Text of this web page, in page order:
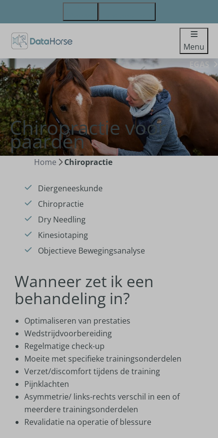
Menu
Chiropractie voor
paarden
EGAS
Home Chiropractie
Diergeneeskunde
Chiropractie
Dry Needling
Kinesiotaping
Objectieve Bewegingsanalyse
Wanneer zet ik een
behandeling in?
Optimaliseren van prestaties
Wedstrijdvoorbereiding
Regelmatige check-up
Moeite met specifieke trainingsonderdelen
Verzet/discomfort tijdens de training
Pijnklachten
Asymmetrie/ links-rechts verschil in een of
meerdere trainingsonderdelen
Revalidatie na operatie of blessure